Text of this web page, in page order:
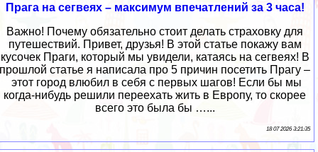
Прага на сегвеях – максимум впечатлений за 3 часа!
Важно! Почему обязательно стоит делать страховку для
путешествий. Привет, друзья! В этой статье покажу вам
кусочек Праги, который мы увидели, катаясь на сегвеях! В
прошлой статье я написала про 5 причин посетить Прагу –
этот город влюбил в себя с первых шагов! Если бы мы
когда-нибудь решили переехать жить в Европу, то скорее
всего это была бы …...
18 07 2026 3:21:35